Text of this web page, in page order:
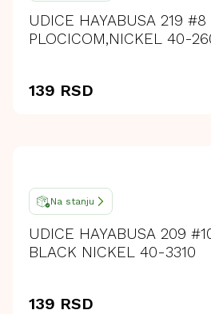
UDICE HAYABUSA 219 #8
PLOCICOM,NICKEL 40-
139 RSD
Na stanju
UDICE HAYABUSA 209
BLACK NICKEL 40-3310
139 RSD